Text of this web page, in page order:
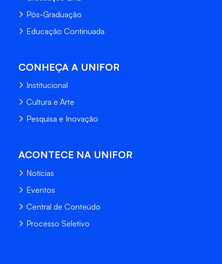
Pós-Graduação
Educação Continuada
CONHEÇA A UNIFOR
Institucional
Cultura e Arte
Pesquisa e Inovação
ACONTECE NA UNIFOR
Notícias
Eventos
Central de Conteúdo
Processo Seletivo